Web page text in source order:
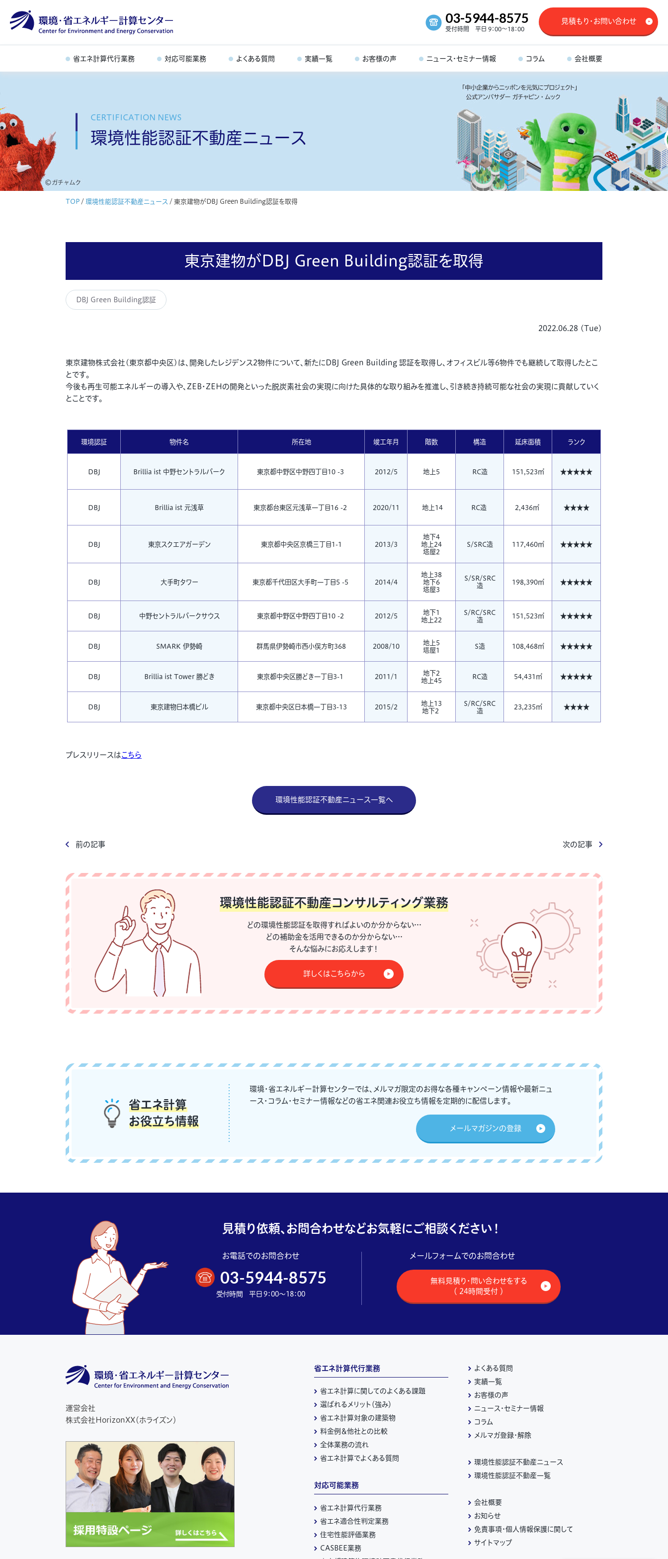
03-5944-8575
受付時間 平日 9：00～18：00
見積もり・お問い合わせ
省エネ計算代行業務 対応可能業務 よくある質問 実績一覧 お客様の声 ニュース・セミナー情報 コラム 会社概要
CERTIFICATION NEWS
環境性能認証不動産ニュース
TOP /環境性能認証不動産ニュース /東京建物がDBJ Green Building認証を取得
東京建物がDBJ Green Building認証を取得
DBJ Green Building認証
2022.06.28 (Tue)
東京建物株式会社(東京都中央区)は、開発したレジデンス2物件について、新たにDBJ Green Building 認証を取得し、オフィスビル等6物件でも継続して取得したとこ
とです。
今後も再生可能エネルギーの導入や、ZEB・ZEHの開発といった脱炭素社会の実現に向けた具体的な取り組みを推進し、引き続き持続可能な社会の実現に貢献していく
とことです。
環境認証 物件名 所在地 竣工年月 階数 構造 延床面積 ランク
DBJ Brillia ist 中野セントラルパーク 東京都中野区中野四丁目10 -3 2012/5 地上5 RC造 151,523㎡ ★★★★★
DBJ Brillia ist 元浅草 東京都台東区元浅草一丁目16 -2 2020/11 地上14 RC造 2,436㎡ ★★★★
DBJ 東京スクエアガーデン 東京都中央区京橋三丁目1-1 2013/3
地下4
地上24
塔屋2
S/SRC造 117,460㎡ ★★★★★
DBJ 大手町タワー 東京都千代田区大手町一丁目5 -5 2014/4
地上38
地下6
塔屋3
S/SR/SRC
造
198,390㎡ ★★★★★
DBJ 中野セントラルパークサウス 東京都中野区中野四丁目10 -2 2012/5
地下1
地上22
S/RC/SRC
造
151,523㎡ ★★★★★
DBJ SMARK 伊勢崎 群馬県伊勢崎市西小俣方町368 2008/10
地上5
塔屋1
S造 108,468㎡ ★★★★★
DBJ Brillia ist Tower 勝どき 東京都中央区勝どき一丁目3-1 2011/1
地下2
地上45
RC造 54,431㎡ ★★★★★
DBJ 東京建物日本橋ビル 東京都中央区日本橋一丁目3-13 2015/2
地上13
地下2
S/RC/SRC
造
23,235㎡ ★★★★
プレスリリースはこちら
環境性能認証不動産ニュース一覧へ
前の記事 次の記事
環境性能認証不動産コンサルティング業務
どの環境性能認証を取得すればよいのか分からない…
どの補助金を活用できるのか分からない…
そんな悩みにお応えします！
詳しくはこちらから
省エネ計算
お役立ち情報
環境・省エネルギー計算センターでは、メルマガ限定のお得な各種キャンペーン情報や最新ニュ
ース・コラム・セミナー情報などの省エネ関連お役立ち情報を定期的に配信します。
メールマガジンの登録
見積り依頼、お問合わせなどお気軽にご相談ください！
お電話でのお問合わせ
03-5944-8575
受付時間 平日 9：00～18：00
メールフォームでのお問合わせ
無料見積り・問い合わせをする
（ 24時間受付 ）
運営会社
株式会社HorizonXX（ホライズン）
省エネ計算代行業務
省エネ計算に関してのよくある課題
選ばれるメリット（強み）
省エネ計算対象の建築物
料金例＆他社との比較
全体業務の流れ
省エネ計算でよくある質問
対応可能業務
省エネ計算代行業務
省エネ適合性判定業務
住宅性能評価業務
CASBEE業務
よくある質問
実績一覧
お客様の声
ニュース・セミナー情報
コラム
メルマガ登録・解除
環境性能認証不動産ニュース
環境性能認証不動産一覧
会社概要
お知らせ
免責事項・個人情報保護に関して
サイトマップ